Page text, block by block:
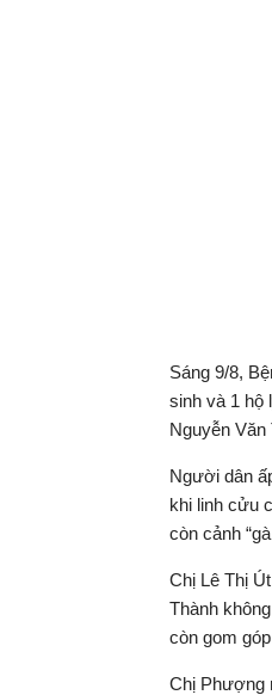
Sáng 9/8,
sinh và 1 hộ
Nguyễn
Người dân
khi linh cửu
còn cảnh
Chị Lê Thị
Thành
còn gom
Chị Phượng